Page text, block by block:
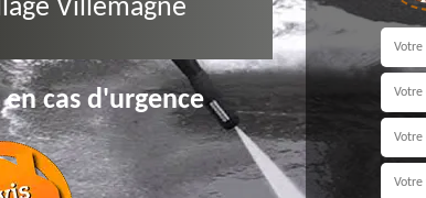
Villemagne
cas d'urgence